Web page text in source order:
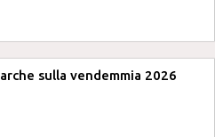
sulla vendemmia 2026